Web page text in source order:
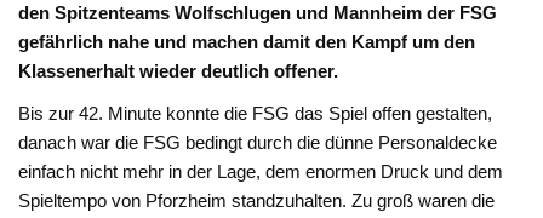
den Spitzenteams Wolfschlugen und Mannheim der FSG
gefährlich nahe und machen damit den Kampf um den
Klassenerhalt wieder deutlich offener.
Bis zur 42. Minute konnte die FSG das Spiel offen gestalten,
danach war die FSG bedingt durch die dünne Personaldecke
einfach nicht mehr in der Lage, dem enormen Druck und dem
Spieltempo von Pforzheim standzuhalten. Zu groß waren die